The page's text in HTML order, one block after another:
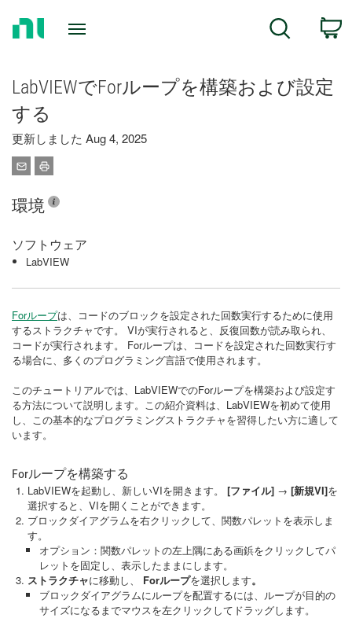
Search
LabVIEWでForループを構築および設定
する
更新しました Aug 4, 2025
環境
ソフトウェア
LabVIEW
Forループは、コードのブロックを設定された回数実行するために使用
するストラクチャです。 VIが実行されると、反復回数が読み取られ、
コードが実行されます。 Forループは、コードを設定された回数実行す
る場合に、多くのプログラミング言語で使用されます。
このチュートリアルでは、LabVIEWでのForループを構築および設定す
る方法について説明します。この紹介資料は、LabVIEWを初めて使用
し、この基本的なプログラミングストラクチャを習得したい方に適して
います。
Forループを構築する
LabVIEWを起動し、新しいVIを開きます。 [ファイル] → [新規VI]を
選択すると、VIを開くことができます。
ブロックダイアグラムを右クリックして、関数パレットを表示しま
す。
オプション：関数パレットの左上隅にある画鋲をクリックしてパ
レットを固定し、表示したままにします。
ストラクチャに移動し、 Forループを選択します。
ブロックダイアグラムにループを配置するには、ループが目的の
サイズになるまでマウスを左クリックしてドラッグします。